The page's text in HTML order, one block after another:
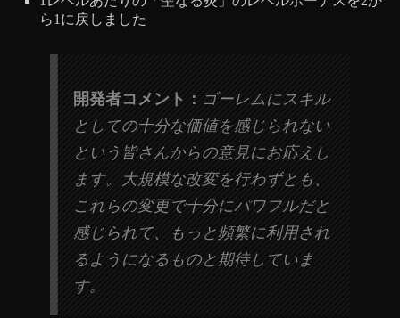
ら1に戻しました
開発者コメント： ゴーレムにスキル
としての十分な価値を感じられない
という皆さんからの意見にお応えし
ます。大規模な改変を行わずとも、
これらの変更で十分にパワフルだと
感じられて、もっと頻繁に利用され
るようになるものと期待していま
す。